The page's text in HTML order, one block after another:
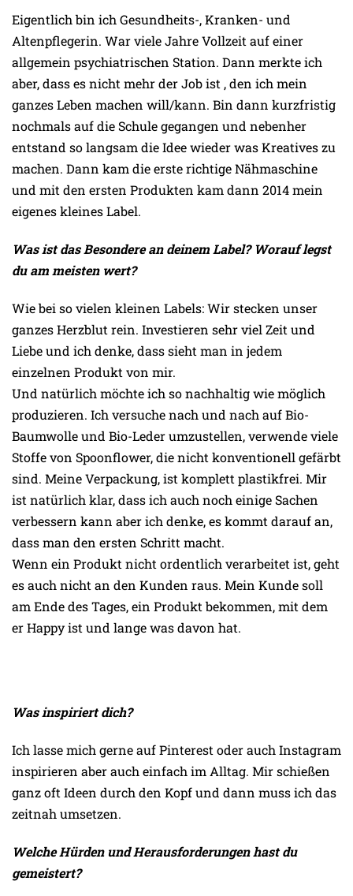
Eigentlich bin ich Gesundheits-, Kranken- und
Altenpflegerin. War viele Jahre Vollzeit auf einer
allgemein psychiatrischen Station. Dann merkte ich
aber, dass es nicht mehr der Job ist , den ich mein
ganzes Leben machen will/kann. Bin dann kurzfristig
nochmals auf die Schule gegangen und nebenher
entstand so langsam die Idee wieder was Kreatives zu
machen. Dann kam die erste richtige Nähmaschine
und mit den ersten Produkten kam dann 2014 mein
eigenes kleines Label.
Was ist das Besondere an deinem Label? Worauf legst
du am meisten wert?
Wie bei so vielen kleinen Labels: Wir stecken unser
ganzes Herzblut rein. Investieren sehr viel Zeit und
Liebe und ich denke, dass sieht man in jedem
einzelnen Produkt von mir.
Und natürlich möchte ich so nachhaltig wie möglich
produzieren. Ich versuche nach und nach auf Bio-
Baumwolle und Bio-Leder umzustellen, verwende viele
Stoffe von Spoonflower, die nicht konventionell gefärbt
sind. Meine Verpackung, ist komplett plastikfrei. Mir
ist natürlich klar, dass ich auch noch einige Sachen
verbessern kann aber ich denke, es kommt darauf an,
dass man den ersten Schritt macht.
Wenn ein Produkt nicht ordentlich verarbeitet ist, geht
es auch nicht an den Kunden raus. Mein Kunde soll
am Ende des Tages, ein Produkt bekommen, mit dem
er Happy ist und lange was davon hat.
Was inspiriert dich?
Ich lasse mich gerne auf Pinterest oder auch Instagram
inspirieren aber auch einfach im Alltag. Mir schießen
ganz oft Ideen durch den Kopf und dann muss ich das
zeitnah umsetzen.
Welche Hürden und Herausforderungen hast du
gemeistert?